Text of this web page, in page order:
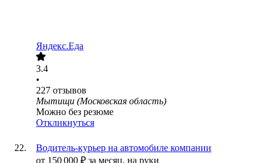
Яндекс.Еда
3.4
•
227 отзывов
Мытищи (Московская область)
Можно без резюме
Откликнуться
Водитель-курьер на автомобиле компании
от 150 000 ₽ за месяц, на руки